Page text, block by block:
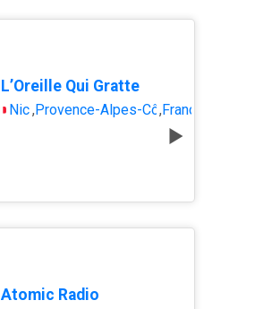
L’Oreille Qui Gratte
Nice
,Provence-Alpes-Côte dAzur
,France
Atomic Radio